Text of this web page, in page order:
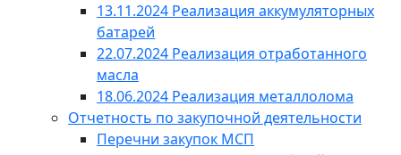
13.11.2024 Реализация аккумуляторных
батарей
22.07.2024 Реализация отработанного
масла
18.06.2024 Реализация металлолома
Отчетность по закупочной деятельности
Перечни закупок МСП